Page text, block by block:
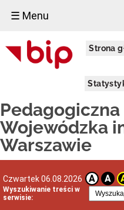
☰ Menu
Strona
Wojewódzka
Warszawie
Czwartek 06.08.2026 A A
Wyszukiwanie treści w
serwisie:
Informacje
Podstawowe
Dane
zadania
Statut
biblioteki
Struktura
organizacyjna
organizacyjny
PBW
Regulaminy